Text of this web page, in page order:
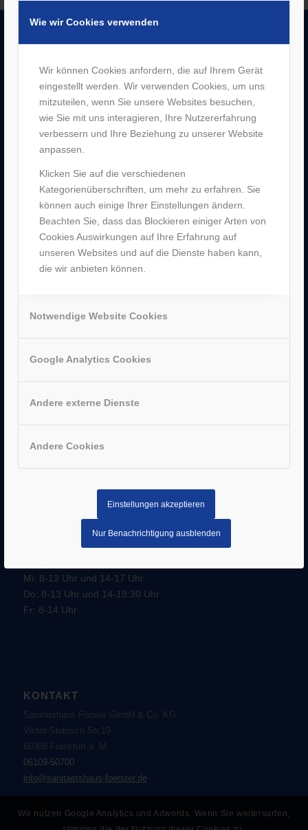
Wie wir Cookies verwenden
Wir können Cookies anfordern, die auf Ihrem Gerät
eingestellt werden. Wir verwenden Cookies, um uns
mitzuteilen, wenn Sie unsere Websites besuchen,
wie Sie mit uns interagieren, Ihre Nutzererfahrung
verbessern und Ihre Beziehung zu unserer Website
anpassen.
Klicken Sie auf die verschiedenen
Kategorienüberschriften, um mehr zu erfahren. Sie
können auch einige Ihrer Einstellungen ändern.
Beachten Sie, dass das Blockieren einiger Arten von
Cookies Auswirkungen auf Ihre Erfahrung auf
unseren Websites und auf die Dienste haben kann,
die wir anbieten können.
Notwendige Website Cookies
Google Analytics Cookies
Andere externe Dienste
Andere Cookies
Einstellungen akzeptieren
Nur Benachrichtigung ausblenden
Jobs
Historie
Partner
Bergen Enkheim
Neu-Isenburg
Sachsenhausen
Hanau
AUSZEICHNUNGEN
SERVICE
Öffnungszeiten:
Mo: 8-13 Uhr und 14-16 Uhr
Mi: 8-13 Uhr und 14-17 Uhr
Do: 8-13 Uhr und 14-18:30 Uhr
Fr: 8-14 Uhr
KONTAKT
Sanitätshaus Förster GmbH & Co. KG
Victor-Slotosch-Str.19
60388 Frankfurt a. M.
06109-50700
info@sanitaetshaus-foerster.de
Wir nutzen Google Analytics und Adwords. Wenn Sie weitersurfen,